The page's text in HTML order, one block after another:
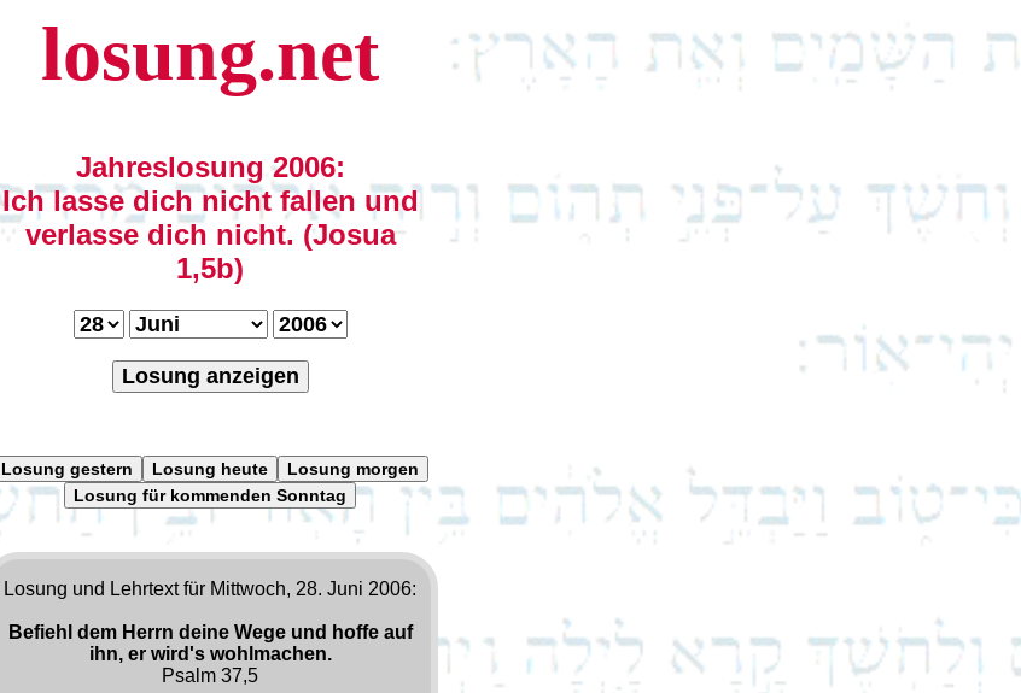
losung.net
Jahreslosung 2006:
Ich lasse dich nicht fallen und
verlasse dich nicht. (Josua
1,5b)
Losung anzeigen
Losung gestern Losung heute
Losung morgen
Losung für kommenden Sonntag
Losung und Lehrtext für Mittwoch, 28. Juni 2006:
Befiehl dem Herrn deine Wege und hoffe auf
ihn, er wird's wohlmachen.
Psalm 37,5